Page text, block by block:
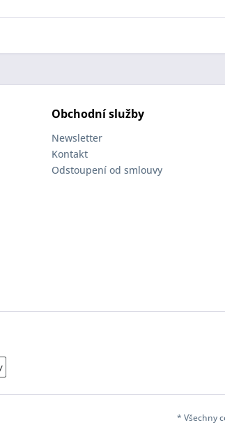
Obchodní služby
Newsletter
Kontakt
Odstoupení od smlouvy
* Všechny